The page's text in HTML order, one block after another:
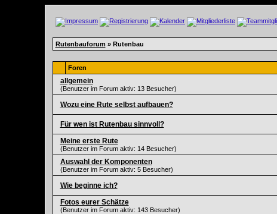
Rutenbauforum » Rutenbau
Foren
allgemein
(Benutzer im Forum aktiv: 13 Besucher)
Wozu eine Rute selbst aufbauen?
Für wen ist Rutenbau sinnvoll?
Meine erste Rute
(Benutzer im Forum aktiv: 14 Besucher)
Auswahl der Komponenten
(Benutzer im Forum aktiv: 5 Besucher)
Wie beginne ich?
Fotos eurer Schätze
(Benutzer im Forum aktiv: 143 Besucher)